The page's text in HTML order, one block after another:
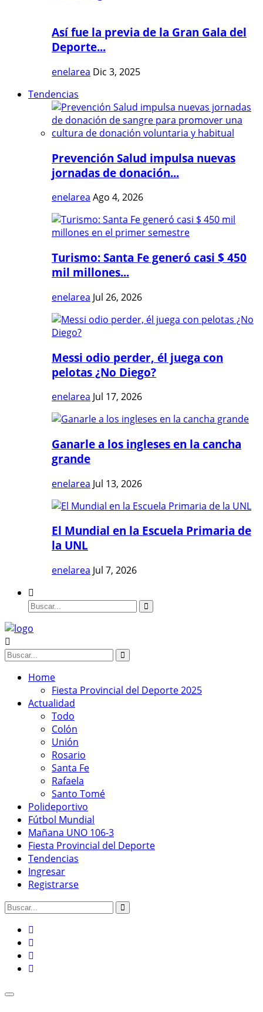
Así fue la previa de la Gran Gala del
Deporte...
enelarea Dic 3, 2025
Tendencias
Prevención Salud impulsa nuevas
jornadas de donación...
enelarea Ago 4, 2026
Turismo: Santa Fe generó casi $ 450
mil millones...
enelarea Jul 26, 2026
Messi odio perder, él juega con
pelotas ¿No Diego?
enelarea Jul 17, 2026
Ganarle a los ingleses en la cancha
grande
enelarea Jul 13, 2026
El Mundial en la Escuela Primaria de
la UNL
enelarea Jul 7, 2026
Home
Fiesta Provincial del Deporte 2025
Actualidad
Todo
Colón
Unión
Rosario
Santa Fe
Rafaela
Santo Tomé
Polideportivo
Fútbol Mundial
Mañana UNO 106-3
Fiesta Provincial del Deporte
Tendencias
Ingresar
Registrarse